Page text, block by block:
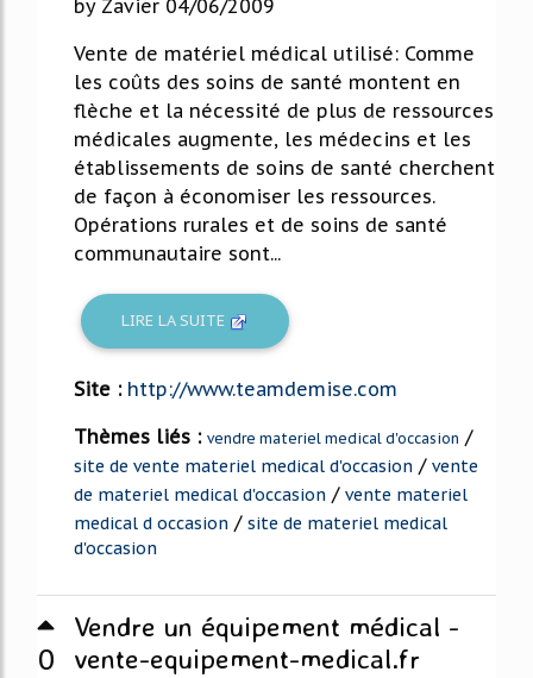
by Zavier 04/06/2009
Vente de matériel médical utilisé: Comme
les coûts des soins de santé montent en
flèche et la nécessité de plus de ressources
médicales augmente, les médecins et les
établissements de soins de santé cherchent
de façon à économiser les ressources.
Opérations rurales et de soins de santé
communautaire sont...
LIRE LA SUITE
Site : http://www.teamdemise.com
Thèmes liés : vendre materiel medical d'occasion /
site de vente materiel medical d'occasion / vente
de materiel medical d'occasion / vente materiel
medical d occasion / site de materiel medical
d'occasion
0
Vendre un équipement médical -
vente-equipement-medical.fr